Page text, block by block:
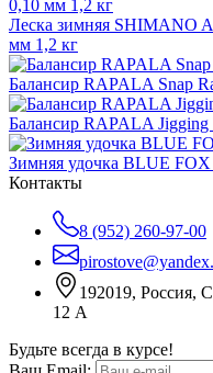
Леска зимняя SHIMANO
мм 1,2 кг
Балансир RAPALA Snap
Балансир RAPALA Jigging
Зимняя удочка BLUE
Контакты
8 (952) 260-97-00
192019, Россия,
12 А
Будьте всегда в курсе!